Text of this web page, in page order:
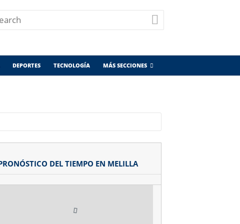
DEPORTES TECNOLOGÍA MÁS SECCIONES
PRONÓSTICO DEL TIEMPO EN MELILLA